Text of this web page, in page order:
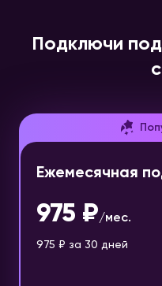
Подключи
Ежемесячная
975 ₽/мес.
975 ₽ за 30 дней